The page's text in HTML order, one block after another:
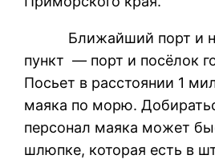
Ближайший порт и
пункт — порт и посёлок
Посьет в расстоянии 1
маяка по морю.
персонал маяка может
шлюпке, которая есть в